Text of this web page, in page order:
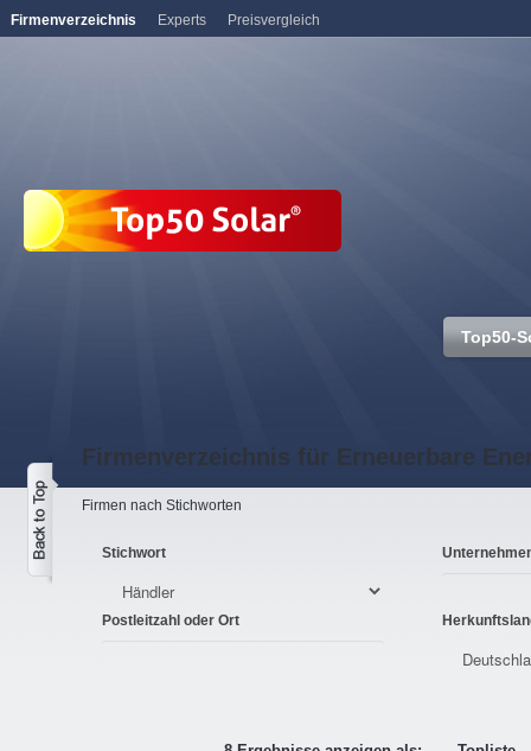
Top50-
Firmenverzeichnis für Erneuerbare
Firmen nach Stichworten
Stichwort
Postleitzahl oder Ort
Firmenverzeichnis Experts Preisvergleich